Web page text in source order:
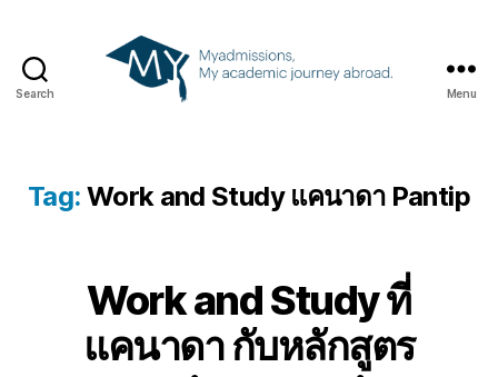
Search Menu
Tag: Work and Study แคนาดา Pantip
Work and Study ที่
แคนาดา กับหลักสูตร